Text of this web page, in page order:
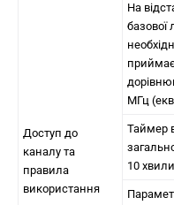
Доступ до
каналу та
правила
використання
На
базової
МГц
Таймер
10